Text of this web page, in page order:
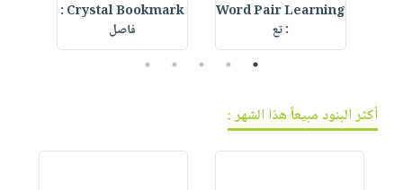
Word Pair Learning
: تع
Crystal Bookmark :
فاصل
1
2
3
4
5
أكثر البنود مبيعاً هذا الشهر :